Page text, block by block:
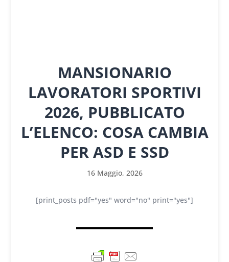
MANSIONARIO
LAVORATORI SPORTIVI
2026, PUBBLICATO
L’ELENCO: COSA CAMBIA
PER ASD E SSD
16 Maggio, 2026
[print_posts pdf="yes" word="no" print="yes"]